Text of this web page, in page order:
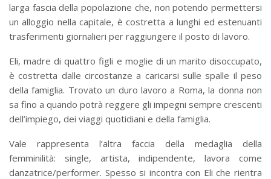
larga fascia della popolazione che, non potendo permettersi
un alloggio nella capitale, è costretta a lunghi ed estenuanti
trasferimenti giornalieri per raggiungere il posto di lavoro.
Eli, madre di quattro figli e moglie di un marito disoccupato,
è costretta dalle circostanze a caricarsi sulle spalle il peso
della famiglia. Trovato un duro lavoro a Roma, la donna non
sa fino a quando potrà reggere gli impegni sempre crescenti
dell’impiego, dei viaggi quotidiani e della famiglia.
Vale rappresenta l’altra faccia della medaglia della
femminilità: single, artista, indipendente, lavora come
danzatrice/performer. Spesso si incontra con Eli che rientra